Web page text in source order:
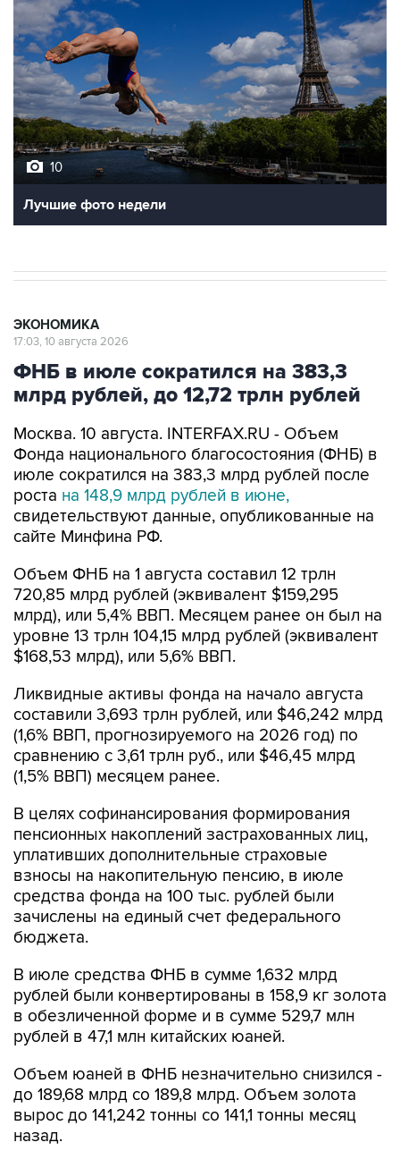
10
Лучшие фото недели
ЭКОНОМИКА
17:03, 10 августа 2026
ФНБ в июле сократился на 383,3
млрд рублей, до 12,72 трлн рублей
Москва. 10 августа. INTERFAX.RU - Объем
Фонда национального благосостояния (ФНБ) в
июле сократился на 383,3 млрд рублей после
роста на 148,9 млрд рублей в июне,
свидетельствуют данные, опубликованные на
сайте Минфина РФ.
Объем ФНБ на 1 августа составил 12 трлн
720,85 млрд рублей (эквивалент $159,295
млрд), или 5,4% ВВП. Месяцем ранее он был на
уровне 13 трлн 104,15 млрд рублей (эквивалент
$168,53 млрд), или 5,6% ВВП.
Ликвидные активы фонда на начало августа
составили 3,693 трлн рублей, или $46,242 млрд
(1,6% ВВП, прогнозируемого на 2026 год) по
сравнению с 3,61 трлн руб., или $46,45 млрд
(1,5% ВВП) месяцем ранее.
В целях софинансирования формирования
пенсионных накоплений застрахованных лиц,
уплативших дополнительные страховые
взносы на накопительную пенсию, в июле
средства фонда на 100 тыс. рублей были
зачислены на единый счет федерального
бюджета.
В июле средства ФНБ в сумме 1,632 млрд
рублей были конвертированы в 158,9 кг золота
в обезличенной форме и в сумме 529,7 млн
рублей в 47,1 млн китайских юаней.
Объем юаней в ФНБ незначительно снизился -
до 189,68 млрд со 189,8 млрд. Объем золота
вырос до 141,242 тонны со 141,1 тонны месяц
назад.